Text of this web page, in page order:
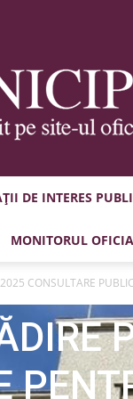
DE INTERES
MONITORUL
CONSULTARE